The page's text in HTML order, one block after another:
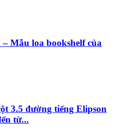
Mẫu loa bookshelf của
3.5 đường tiếng Elipson
từ...